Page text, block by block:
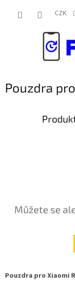
CZK
Pouzdra
Můžete se
Pouzdra pro Xiaomi